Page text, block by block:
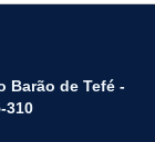
Barão de Tefé -
310